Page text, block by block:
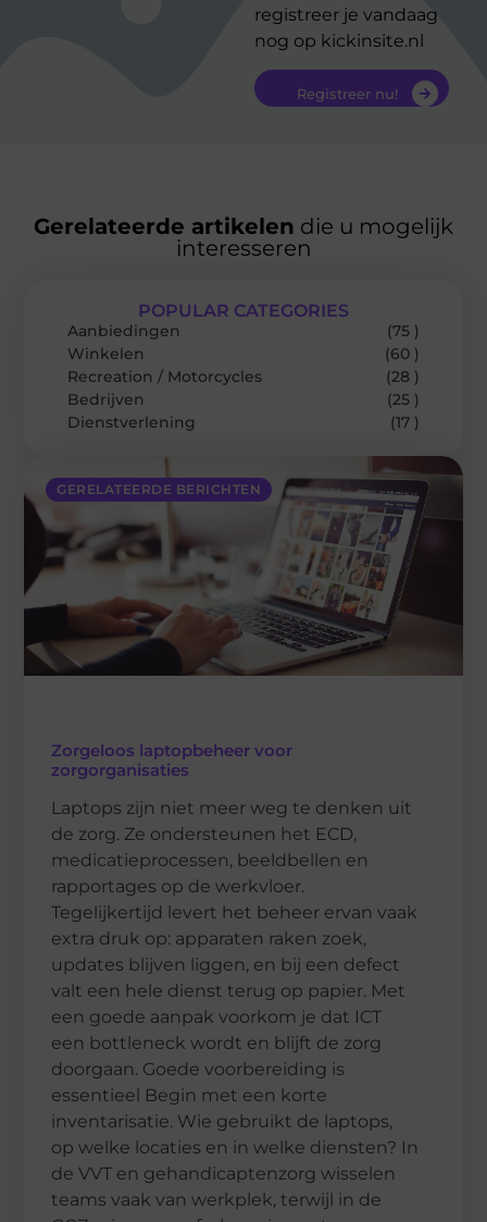
registreer je vandaag
nog op kickinsite.nl
Registreer nu!
Gerelateerde artikelen die u mogelijk
interesseren
GERELATEERDE BERICHTEN
Zorgeloos laptopbeheer voor
zorgorganisaties
Laptops zijn niet meer weg te denken uit
de zorg. Ze ondersteunen het ECD,
medicatieprocessen, beeldbellen en
rapportages op de werkvloer.
Tegelijkertijd levert het beheer ervan vaak
extra druk op: apparaten raken zoek,
updates blijven liggen, en bij een defect
valt een hele dienst terug op papier. Met
een goede aanpak voorkom je dat ICT
een bottleneck wordt en blijft de zorg
doorgaan. Goede voorbereiding is
essentieel Begin met een korte
inventarisatie. Wie gebruikt de laptops,
op welke locaties en in welke diensten? In
de VVT en gehandicaptenzorg wisselen
teams vaak van werkplek, terwijl in de
POPULAR CATEGORIES
Aanbiedingen
(75 )
Winkelen
(60 )
Recreation / Motorcycles
(28 )
Bedrijven
(25 )
Dienstverlening
(17 )